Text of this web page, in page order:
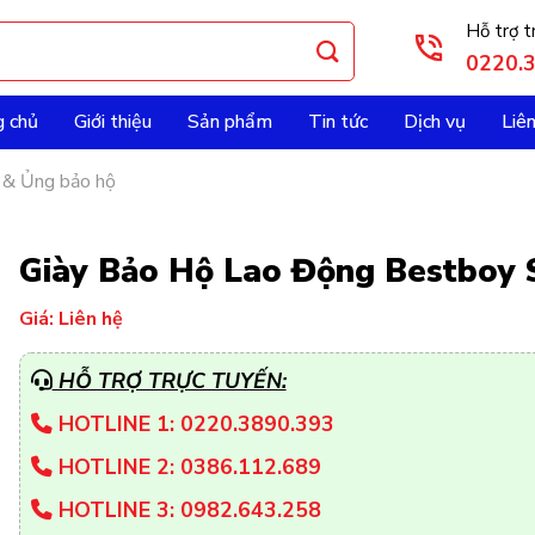
Hỗ trợ
chủ Giới thiệu Sản phẩm Tin tức Dịch vụ
Ủng bảo hộ
Giày Bảo Hộ Lao Động Bestboy
Giá: Liên hệ
HỖ TRỢ TRỰC TUYẾN:
HOTLINE 1: 0220.3890.393
HOTLINE 2: 0386.112.689
HOTLINE 3: 0982.643.258